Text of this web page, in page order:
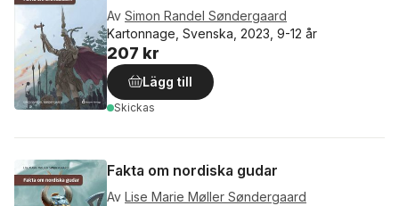
Av Simon Randel Søndergaard
Kartonnage, Svenska, 2023, 9-12 år
207 kr
Lägg till
Skickas
Fakta om nordiska gudar
Av Lise Marie Møller Søndergaard